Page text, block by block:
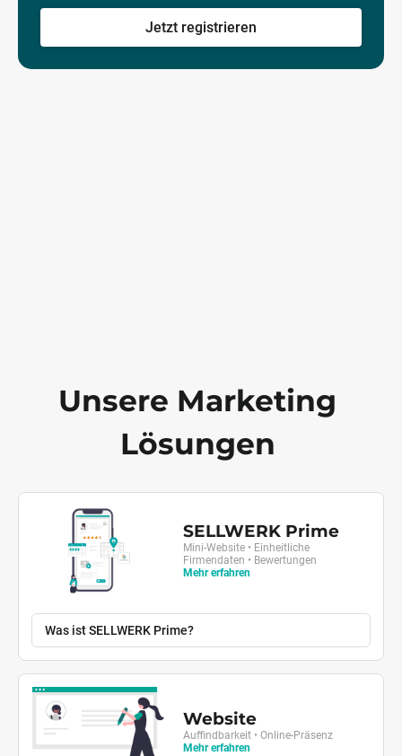
Jetzt registrieren
Unsere Marketing
Lösungen
SELLWERK Prime
Mini-Website • Einheitliche
Firmendaten • Bewertungen
Mehr erfahren
Was ist SELLWERK Prime?
Website
Auffindbarkeit • Online-Präsenz
Mehr erfahren